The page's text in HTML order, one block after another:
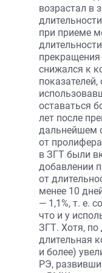
возрастал в
при приеме
прекращения
снижался к
оставаться
лет после
дальнейшем
от
в ЗГТ были
добавлении
от
менее 10
— 1,1%, т. е.
что и у
ЗГТ. Хотя,
длительная
и более)
РЭ,